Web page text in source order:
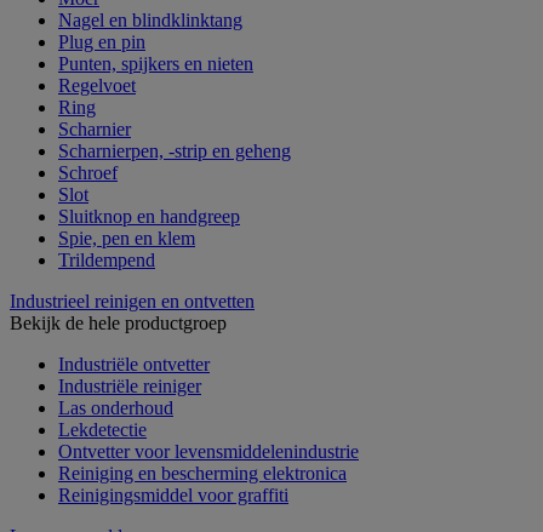
Nagel en blindklinktang
Plug en pin
Punten, spijkers en nieten
Regelvoet
Ring
Scharnier
Scharnierpen, -strip en geheng
Schroef
Slot
Sluitknop en handgreep
Spie, pen en klem
Trildempend
Industrieel reinigen en ontvetten
Bekijk de hele productgroep
Industriële ontvetter
Industriële reiniger
Las onderhoud
Lekdetectie
Ontvetter voor levensmiddelenindustrie
Reiniging en bescherming elektronica
Reinigingsmiddel voor graffiti